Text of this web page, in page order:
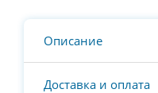
Описание
Доставка и оплата